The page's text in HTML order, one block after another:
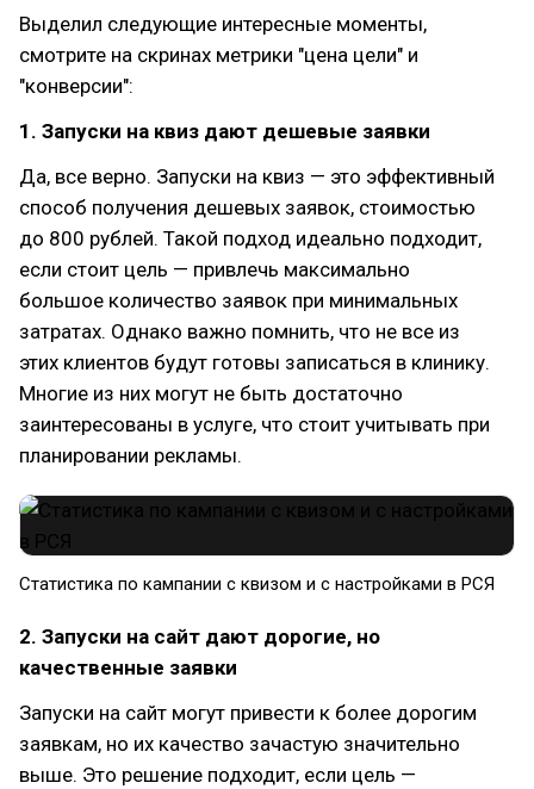
Выделил следующие интересные моменты,
смотрите на скринах метрики "цена цели" и
"конверсии":
1. Запуски на квиз дают дешевые заявки
Да, все верно. Запуски на квиз — это эффективный
способ получения дешевых заявок, стоимостью
до 800 рублей. Такой подход идеально подходит,
если стоит цель — привлечь максимально
большое количество заявок при минимальных
затратах. Однако важно помнить, что не все из
этих клиентов будут готовы записаться в клинику.
Многие из них могут не быть достаточно
заинтересованы в услуге, что стоит учитывать при
планировании рекламы.
Статистика по кампании с квизом и с настройками в РСЯ
2. Запуски на сайт дают дорогие, но
качественные заявки
Запуски на сайт могут привести к более дорогим
заявкам, но их качество зачастую значительно
выше. Это решение подходит, если цель —